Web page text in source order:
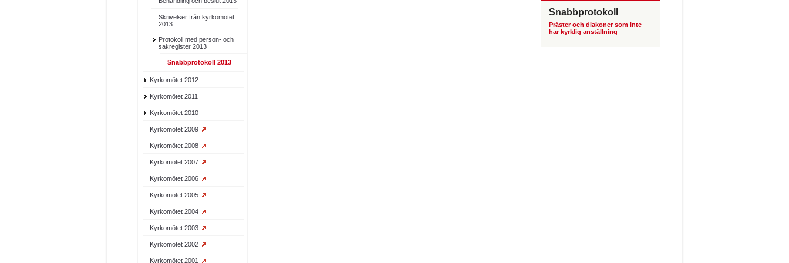
Skrivelser från kyrkomötet
2013
Protokoll med person- och
sakregister 2013
Snabbprotokoll 2013
Kyrkomötet 2012
Kyrkomötet 2011
Kyrkomötet 2010
Kyrkomötet 2009
Kyrkomötet 2008
Kyrkomötet 2007
Kyrkomötet 2006
Kyrkomötet 2005
Kyrkomötet 2004
Kyrkomötet 2003
Kyrkomötet 2002
Kyrkomötet 2001
Snabbprotokoll
Präster och diakoner som inte
har kyrklig anställning